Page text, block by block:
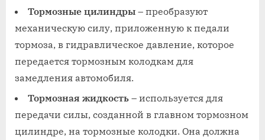
Тормозные цилиндры – преобразуют
механическую силу, приложенную к педали
тормоза, в гидравлическое давление, которое
передается тормозным колодкам для
замедления автомобиля.
Тормозная жидкость – используется для
передачи силы, созданной в главном тормозном
цилиндре, на тормозные колодки. Она должна